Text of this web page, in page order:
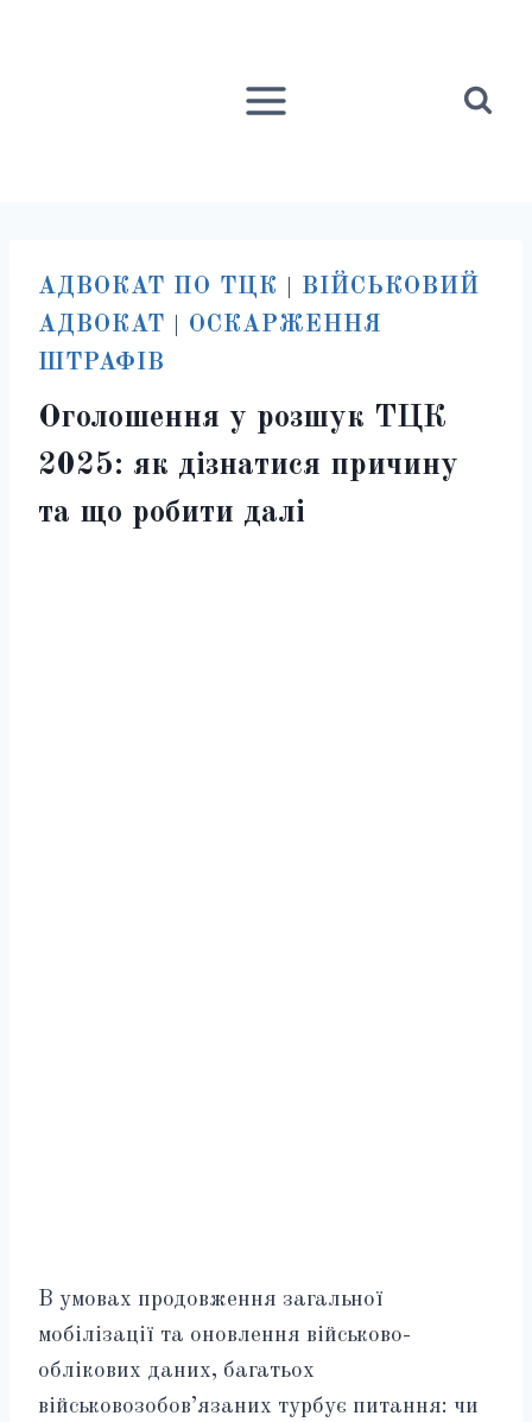
АДВОКАТ ПО ТЦК
ВІЙСЬКОВИЙ
АДВОКАТ
ОСКАРЖЕННЯ
ШТРАФІВ
Оголошення у розшук ТЦК
2025: як дізнатися причину
та що робити далі
В умовах продовження загальної
мобілізації та оновлення військово-
облікових даних, багатьох
військовозобов’язаних турбує питання: чи